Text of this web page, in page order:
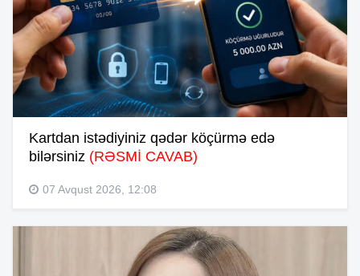
Kartdan istədiyiniz qədər köçürmə edə
bilərsiniz (RƏSMİ CAVAB)
07 Avqust 2026, 12:08